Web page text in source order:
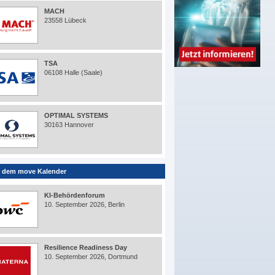
MACH
23558 Lübeck
TSA
06108 Halle (Saale)
OPTIMAL SYSTEMS
30163 Hannover
dem move Kalender
KI-Behördenforum
10. September 2026, Berlin
Resilience Readiness Day
10. September 2026, Dortmund